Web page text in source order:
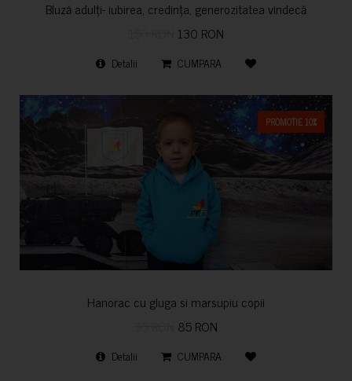
Bluză adulți- iubirea, credința, generozitatea vindecă
130 RON
Detalii CUMPARA
PROMOTIE 10%
Hanorac cu gluga si marsupiu copii
85 RON
Detalii CUMPARA